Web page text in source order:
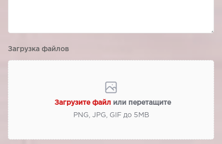
Загрузка файлов
Загрузите файл или перетащите
PNG, JPG, GIF до 5МВ